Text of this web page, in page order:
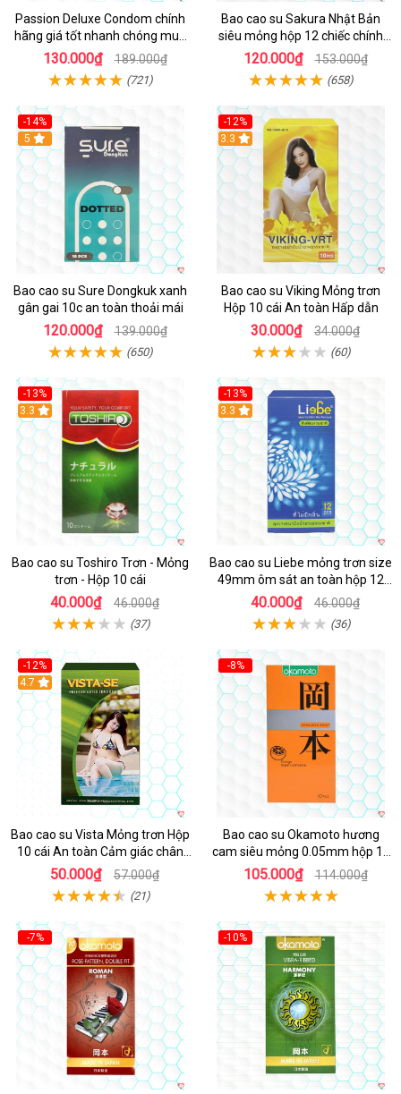
Passion Deluxe Condom chính
hãng giá tốt nhanh chóng mua
ngay
130.000₫ 189.000₫
(721)
Bao cao su Sakura Nhật Bản
siêu mỏng hộp 12 chiếc chính
hãng
120.000₫ 153.000₫
(658)
-14%
5
Bao cao su Sure Dongkuk xanh
gân gai 10c an toàn thoải mái
120.000₫ 139.000₫
(650)
-12%
Hot
3.3
Bao cao su Viking Mỏng trơn
Hộp 10 cái An toàn Hấp dẫn
30.000₫ 34.000₫
(60)
-13%
Hot
3.3
Bao cao su Toshiro Trơn - Mỏng
trơn - Hộp 10 cái
40.000₫ 46.000₫
(37)
-13%
Hot
3.3
Bao cao su Liebe mỏng trơn size
49mm ôm sát an toàn hộp 12
cái
40.000₫ 46.000₫
(36)
-12%
Hot
4.7
Bao cao su Vista Mỏng trơn Hộp
10 cái An toàn Cảm giác chân
thật
50.000₫ 57.000₫
(21)
-8%
Bao cao su Okamoto hương
cam siêu mỏng 0.05mm hộp 10
cái thoải mái an toàn
105.000₫ 114.000₫
-7% -10%